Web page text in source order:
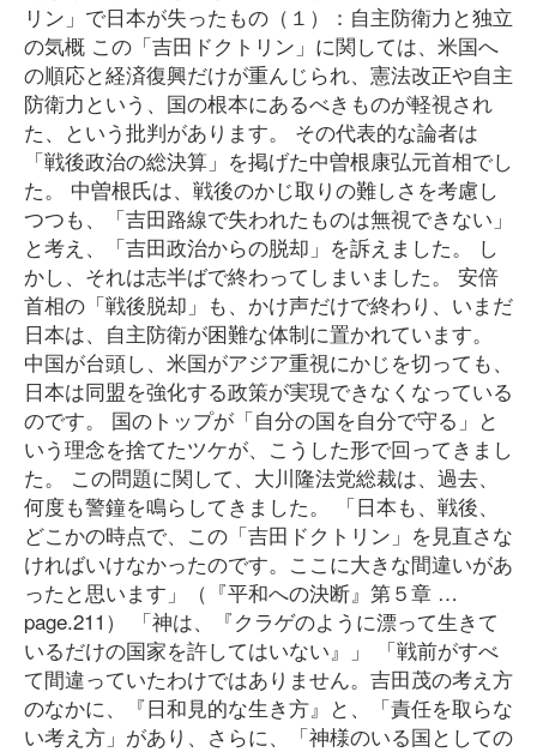
リン」で日本が失ったもの（１）：自主防衛力と独立
の気概 この「吉田ドクトリン」に関しては、米国へ
の順応と経済復興だけが重んじられ、憲法改正や自主
防衛力という、国の根本にあるべきものが軽視され
た、という批判があります。 その代表的な論者は
「戦後政治の総決算」を掲げた中曽根康弘元首相でし
た。 中曽根氏は、戦後のかじ取りの難しさを考慮し
つつも、「吉田路線で失われたものは無視できない」
と考え、「吉田政治からの脱却」を訴えました。 し
かし、それは志半ばで終わってしまいました。 安倍
首相の「戦後脱却」も、かけ声だけで終わり、いまだ
日本は、自主防衛が困難な体制に置かれています。
中国が台頭し、米国がアジア重視にかじを切っても、
日本は同盟を強化する政策が実現できなくなっている
のです。 国のトップが「自分の国を自分で守る」と
いう理念を捨てたツケが、こうした形で回ってきまし
た。 この問題に関して、大川隆法党総裁は、過去、
何度も警鐘を鳴らしてきました。 「日本も、戦後、
どこかの時点で、この「吉田ドクトリン」を見直さな
ければいけなかったのです。ここに大きな間違いがあ
ったと思います」（『平和への決断』第５章 …
page.211） 「神は、『クラゲのように漂って生きて
いるだけの国家を許してはいない』」 「戦前がすべ
て間違っていたわけではありません。吉田茂の考え方
のなかに、『日和見的な生き方』と、「責任を取らな
い考え方」があり、さらに、「神様のいる国としての